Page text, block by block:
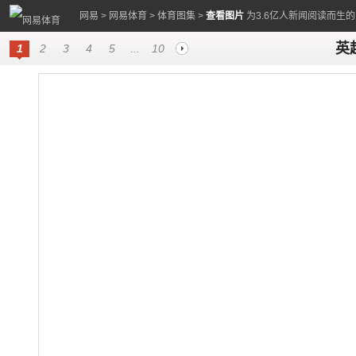
网易 > 网易体育 > 体育图集 > 查看图片 为3.6亿人新闻阅读而生
1 2 3 4 5 10 英